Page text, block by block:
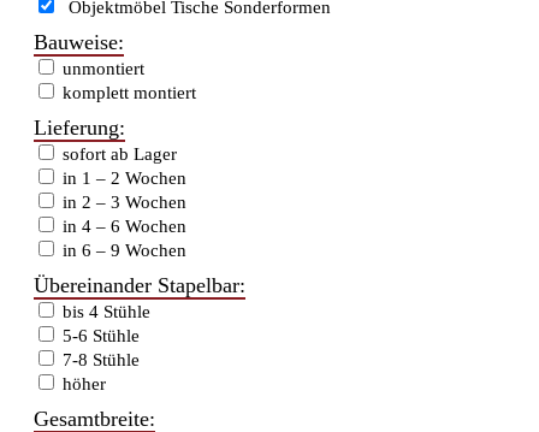
Objektmöbel Tische Sonderformen
Bauweise:
unmontiert
komplett montiert
Lieferung:
sofort ab Lager
in 1 – 2 Wochen
in 2 – 3 Wochen
in 4 – 6 Wochen
in 6 – 9 Wochen
Übereinander Stapelbar:
bis 4 Stühle
5-6 Stühle
7-8 Stühle
höher
Gesamtbreite: